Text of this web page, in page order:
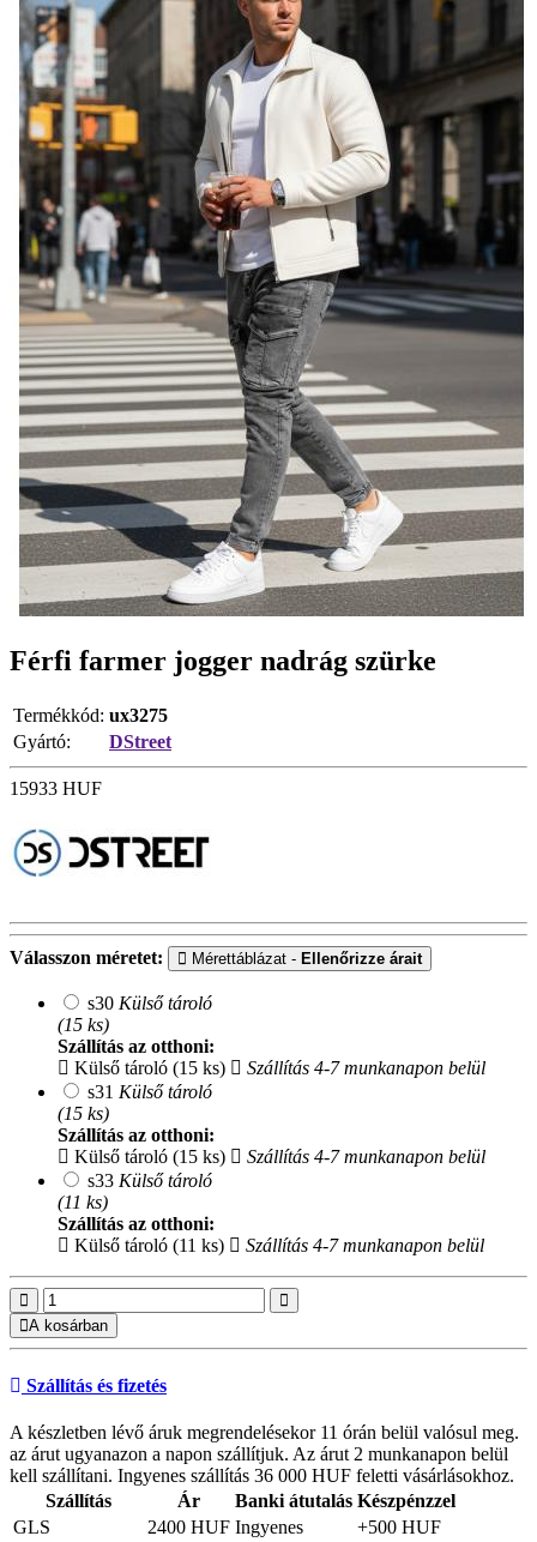
Férfi farmer jogger nadrág szürke
Termékkód: ux3275
Gyártó:
DStreet
15933 HUF
Válasszon méretet: Mérettáblázat - Ellenőrizze árait
s30 Külső tároló
(15 ks)
Szállítás az otthoni:
Külső tároló (15 ks)
Szállítás 4-7 munkanapon belül
s31 Külső tároló
(15 ks)
Szállítás az otthoni:
Külső tároló (15 ks)
Szállítás 4-7 munkanapon belül
s33 Külső tároló
(11 ks)
Szállítás az otthoni:
Külső tároló (11 ks)
Szállítás 4-7 munkanapon belül
A kosárban
Szállítás és fizetés
A készletben lévő áruk megrendelésekor 11 órán belül valósul meg.
az árut ugyanazon a napon szállítjuk. Az árut 2 munkanapon belül
kell szállítani. Ingyenes szállítás 36 000 HUF feletti vásárlásokhoz.
Szállítás
Ár Banki átutalás Készpénzzel
GLS
2400 HUF Ingyenes
+500 HUF